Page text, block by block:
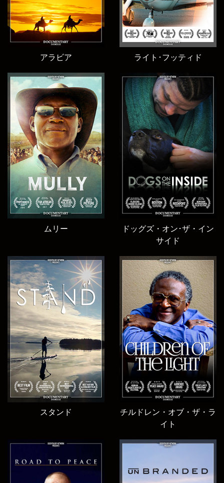
アラビア ライト･フッティド
ムリー
ドッグズ・オン･ザ・イン
サイド
スタンド
チルドレン・オブ・ザ・ラ
イト